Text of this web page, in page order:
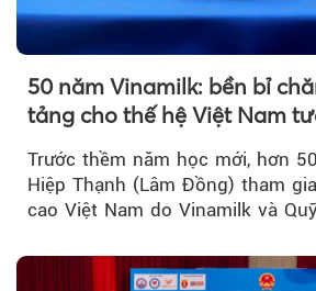
50 năm Vinamilk: bền bỉ
tảng cho thế hệ Việt Nam
Trước thềm năm học mới, hơn
Hiệp Thạnh (Lâm Đồng) tham
cao Việt Nam do Vinamilk và